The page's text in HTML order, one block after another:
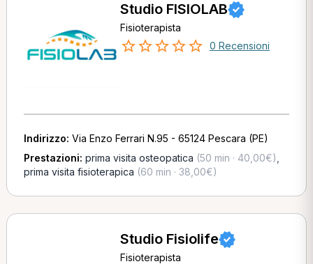
Studio FISIOLAB
Fisioterapista
0 Recensioni
Indirizzo: Via Enzo Ferrari N.95 - 65124 Pescara (PE)
Prestazioni: prima visita osteopatica (50 min · 40,00€)
prima visita fisioterapica (60 min · 38,00€)
Studio Fisiolife
Fisioterapista